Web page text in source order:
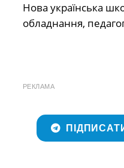
Нова українська
обладнання,
РЕКЛАМА